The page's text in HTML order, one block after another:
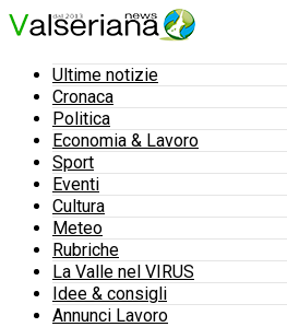
Ultime notizie
Cronaca
Politica
Economia & Lavoro
Sport
Eventi
Cultura
Meteo
Rubriche
La Valle nel VIRUS
Idee & consigli
Annunci Lavoro